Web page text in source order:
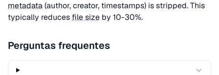
metadata(author, creator, timestamps) is stripped. This
typically reduces file size by 10-30%.
Perguntas frequentes